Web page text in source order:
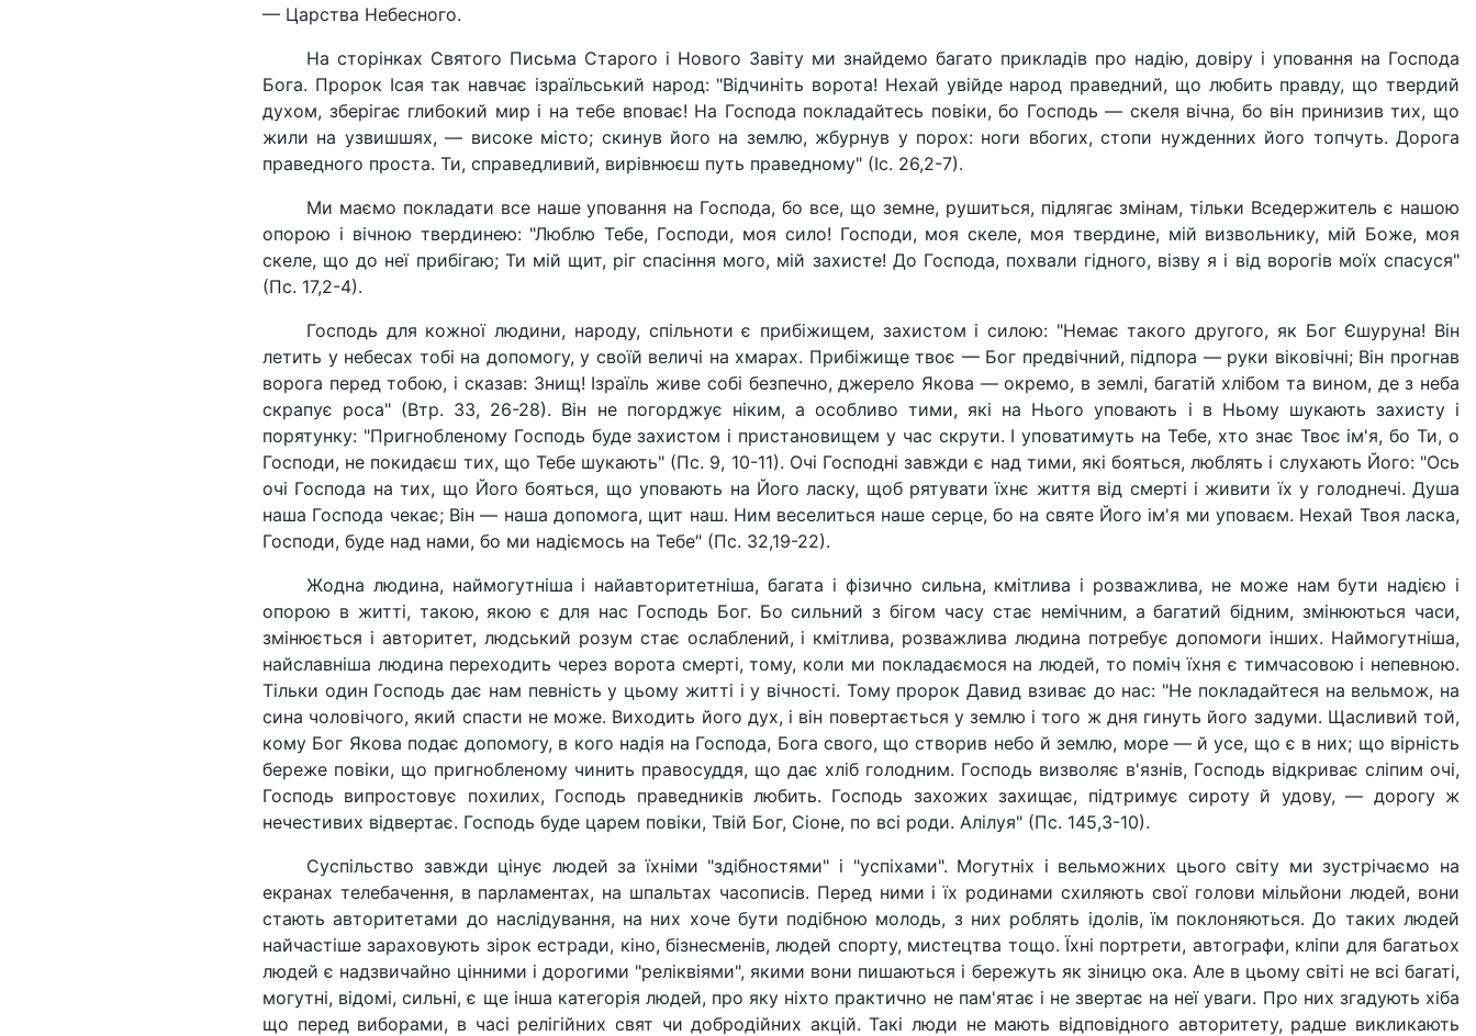
— Царства Небесного.
На сторінках Святого Письма Старого і Нового Завіту ми знайдемо багато прикладів про надію, довіру і уповання на Господа
Бога. Пророк Ісая так навчає ізраїльський народ: "Відчиніть ворота! Нехай увійде народ праведний, що любить правду, що твердий
духом, зберігає глибокий мир і на тебе вповає! На Господа покладайтесь повіки, бо Господь — скеля вічна, бо він принизив тих, що
жили на узвишшях, — високе місто; скинув його на землю, жбурнув у порох: ноги вбогих, стопи нужденних його топчуть. Дорога
праведного проста. Ти, справедливий, вирівнюєш путь праведному" (Іс. 26,2-7).
Ми маємо покладати все наше уповання на Господа, бо все, що земне, рушиться, підлягає змінам, тільки Вседержитель є нашою
опорою і вічною твердинею: "Люблю Тебе, Господи, моя сило! Господи, моя скеле, моя твердине, мій визвольнику, мій Боже, моя
скеле, що до неї прибігаю; Ти мій щит, ріг спасіння мого, мій захисте! До Господа, похвали гідного, візву я і від ворогів моїх спасуся"
(Пс. 17,2-4).
Господь для кожної людини, народу, спільноти є прибіжищем, захистом і силою: "Немає такого другого, як Бог Єшуруна! Він
летить у небесах тобі на допомогу, у своїй величі на хмарах. Прибіжище твоє — Бог предвічний, підпора — руки віковічні; Він прогнав
ворога перед тобою, і сказав: Знищ! Ізраїль живе собі безпечно, джерело Якова — окремо, в землі, багатій хлібом та вином, де з неба
скрапує роса" (Втр. 33, 26-28). Він не погорджує ніким, а особливо тими, які на Нього уповають і в Ньому шукають захисту і
порятунку: "Пригнобленому Господь буде захистом і пристановищем у час скрути. І уповатимуть на Тебе, хто знає Твоє ім'я, бо Ти, о
Господи, не покидаєш тих, що Тебе шукають" (Пс. 9, 10-11). Очі Господні завжди є над тими, які бояться, люблять і слухають Його: "Ось
очі Господа на тих, що Його бояться, що уповають на Його ласку, щоб рятувати їхнє життя від смерті і живити їх у голоднечі. Душа
наша Господа чекає; Він — наша допомога, щит наш. Ним веселиться наше серце, бо на святе Його ім'я ми уповаєм. Нехай Твоя ласка,
Господи, буде над нами, бо ми надіємось на Тебе" (Пс. 32,19-22).
Жодна людина, наймогутніша і найавторитетніша, багата і фізично сильна, кмітлива і розважлива, не може нам бути надією і
опорою в житті, такою, якою є для нас Господь Бог. Бо сильний з бігом часу стає немічним, а багатий бідним, змінюються часи,
змінюється і авторитет, людський розум стає ослаблений, і кмітлива, розважлива людина потребує допомоги інших. Наймогутніша,
найславніша людина переходить через ворота смерті, тому, коли ми покладаємося на людей, то поміч їхня є тимчасовою і непевною.
Тільки один Господь дає нам певність у цьому житті і у вічності. Тому пророк Давид взиває до нас: "Не покладайтеся на вельмож, на
сина чоловічого, який спасти не може. Виходить його дух, і він повертається у землю і того ж дня гинуть його задуми. Щасливий той,
кому Бог Якова подає допомогу, в кого надія на Господа, Бога свого, що створив небо й землю, море — й усе, що є в них; що вірність
береже повіки, що пригнобленому чинить правосуддя, що дає хліб голодним. Господь визволяє в'язнів, Господь відкриває сліпим очі,
Господь випростовує похилих, Господь праведників любить. Господь захожих захищає, підтримує сироту й удову, — дорогу ж
нечестивих відвертає. Господь буде царем повіки, Твій Бог, Сіоне, по всі роди. Алілуя" (Пс. 145,3-10).
Суспільство завжди цінує людей за їхніми "здібностями" і "успіхами". Могутніх і вельможних цього світу ми зустрічаємо на
екранах телебачення, в парламентах, на шпальтах часописів. Перед ними і їх родинами схиляють свої голови мільйони людей, вони
стають авторитетами до наслідування, на них хоче бути подібною молодь, з них роблять ідолів, їм поклоняються. До таких людей
найчастіше зараховують зірок естради, кіно, бізнесменів, людей спорту, мистецтва тощо. Їхні портрети, автографи, кліпи для багатьох
людей є надзвичайно цінними і дорогими "реліквіями", якими вони пишаються і бережуть як зіницю ока. Але в цьому світі не всі багаті,
могутні, відомі, сильні, є ще інша категорія людей, про яку ніхто практично не пам'ятає і не звертає на неї уваги. Про них згадують хіба
що перед виборами, в часі релігійних свят чи добродійних акцій. Такі люди не мають відповідного авторитету, радше викликають